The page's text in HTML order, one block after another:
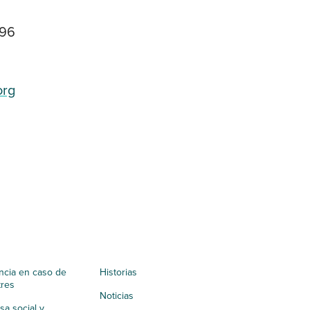
en caso de
Historias
Noticias